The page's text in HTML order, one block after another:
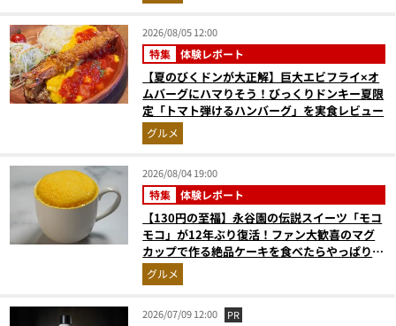
2026/08/05 12:00
特集 体験レポート
【夏のびくドンが大正解】巨大エビフライ×オ
ムバーグにハマりそう！びっくりドンキー夏限
定「トマト弾けるハンバーグ」を実食レビュー
グルメ
2026/08/04 19:00
特集 体験レポート
【130円の至福】永谷園の伝説スイーツ「モコ
モコ」が12年ぶり復活！ファン大歓喜のマグ
カップで作る絶品ケーキを食べたらやっぱり最
高にウマかった
グルメ
2026/07/09 12:00 PR